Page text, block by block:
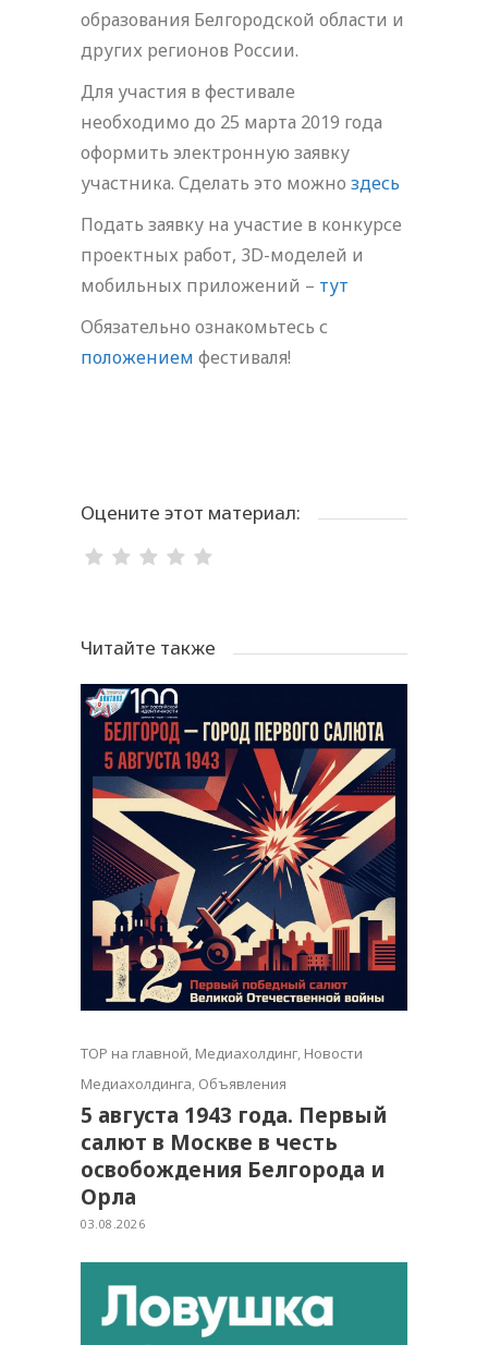
образования Белгородской области и
других регионов России.
Для участия в фестивале
необходимо до 25 марта 2019 года
оформить электронную заявку
участника. Сделать это можно здесь
Подать заявку на участие в конкурсе
проектных работ, 3D-моделей и
мобильных приложений – тут
Обязательно ознакомьтесь с
положением фестиваля!
Оцените этот материал:
Читайте также
TOP на главной, Медиахолдинг, Новости
Медиахолдинга, Объявления
5 августа 1943 года. Первый
салют в Москве в честь
освобождения Белгорода и
Орла
03.08.2026